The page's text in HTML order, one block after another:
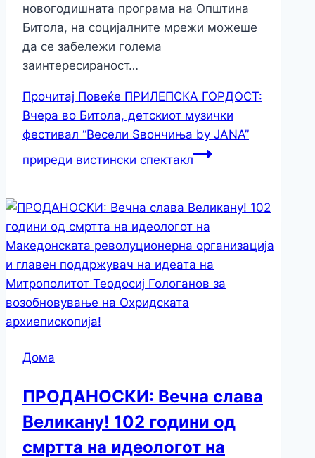
новогодишната програма на Општина
Битола, на социјалните мрежи можеше
да се забележи голема
заинтересираност…
Прочитај Повеќе ПРИЛЕПСКА ГОРДОСТ:
Вчера во Битола, детскиот музички
фестивал “Весели Ѕвончиња by JANA”
приреди вистински спектакл
Дома
ПРОДАНОСКИ: Вечна слава
Великану! 102 години од
смртта на идеологот на